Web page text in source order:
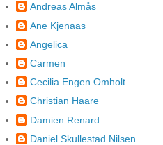
Andreas Almås
Ane Kjenaas
Angelica
Carmen
Cecilia Engen Omholt
Christian Haare
Damien Renard
Daniel Skullestad Nilsen